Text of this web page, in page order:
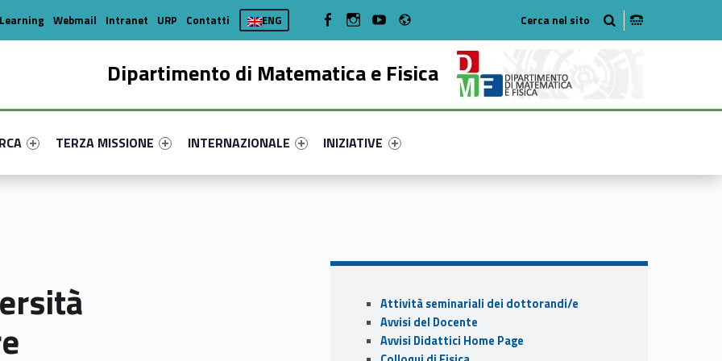
Dipartimento di Matematica e Fisica
primary-47630-16
#link-menu-primary-3297-35
Link identifier #link-menu-primary-12538-44
TERZA MISSIONE
Link identifier #link-menu-primary-55673-53
INTERNAZIONALE
Link identifier #link-menu-primary-5068-62
INIZIATIVE
Webmail Intranet URP Contatti ENG WebMan on FacebookWebMan on Instagram
WebMan on Youtube
Sidebar
Attività seminariali dei dottorandi/e
Avvisi del Docente
Avvisi Didattici Home Page